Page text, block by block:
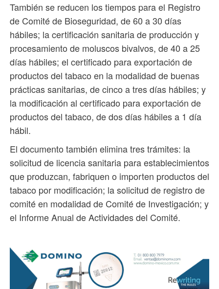
También se reducen los tiempos para el Registro
de Comité de Bioseguridad, de 60 a 30 días
hábiles; la certificación sanitaria de producción y
procesamiento de moluscos bivalvos, de 40 a 25
días hábiles; el certificado para exportación de
productos del tabaco en la modalidad de buenas
prácticas sanitarias, de cinco a tres días hábiles; y
la modificación al certificado para exportación de
productos del tabaco, de dos días hábiles a 1 día
hábil.
El documento también elimina tres trámites: la
solicitud de licencia sanitaria para establecimientos
que produzcan, fabriquen o importen productos del
tabaco por modificación; la solicitud de registro de
comité en modalidad de Comité de Investigación; y
el Informe Anual de Actividades del Comité.